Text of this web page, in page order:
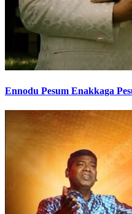
Ennodu Pesum Enakkaga